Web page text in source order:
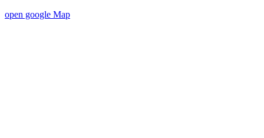
open google Map